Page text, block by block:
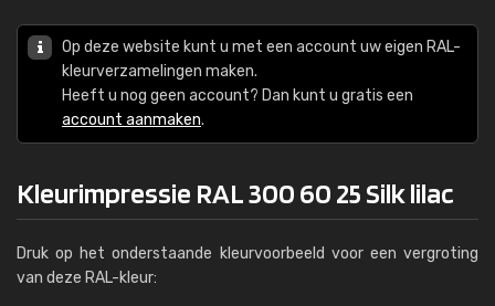
Op deze website kunt u met een account uw eigen RAL-
kleurverzamelingen maken.
Heeft u nog geen account? Dan kunt u gratis een
account aanmaken.
Kleurimpressie RAL 300 60 25 Silk lilac
Druk op het onderstaande kleurvoorbeeld voor een vergroting
van deze RAL-kleur: